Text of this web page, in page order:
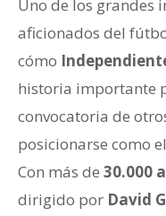
Uno de los grandes
aficionados del
cómo
historia importante
convocatoria de
posicionarse como
Con más de 30.000
dirigido por David